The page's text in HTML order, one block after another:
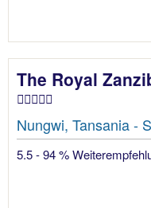
The Royal
Nungwi, Tansania -
5.5 - 94 %